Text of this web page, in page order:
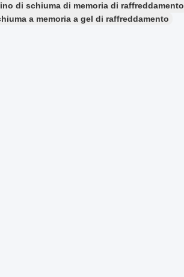
di schiuma di memoria di raffreddamento
a memoria a gel di raffreddamento